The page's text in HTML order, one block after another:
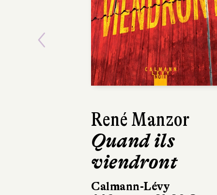
Isabelle
Lagarrigue
C'est l'histoire
d'un amour
Previous